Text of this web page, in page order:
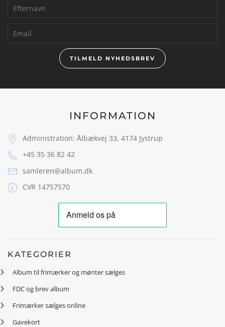
TILMELD NYHEDSBREV
INFORMATION
Administration: Ålbækvej 33, 4174 Jystrup
+45 35 36 82 42
samleren@album.dk
CVR 14757570
KATEGORIER
Album til frimærker og mønter sælges
FDC og brev album
Frimærker sælges online
Gavekort